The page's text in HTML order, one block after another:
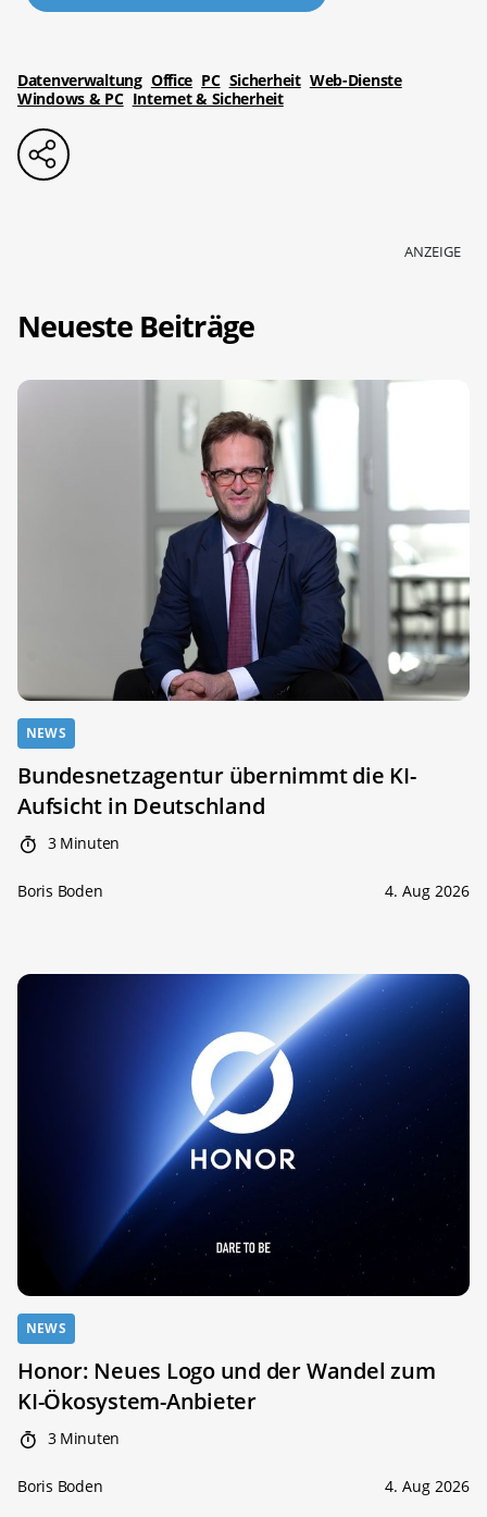
Datenverwaltung Office PC Sicherheit Web-Dienste
Windows & PC Internet & Sicherheit
ANZEIGE
Neueste Beiträge
NEWS
Bundesnetzagentur übernimmt die KI-
Aufsicht in Deutschland
3 Minuten
Boris Boden 4. Aug 2026
NEWS
Honor: Neues Logo und der Wandel zum
KI-Ökosystem-Anbieter
3 Minuten
Boris Boden 4. Aug 2026